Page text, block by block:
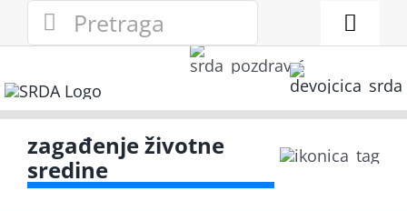
Search
for:
Toggle
Eko adresar
Eko pravo
zagađenje životne
sredine